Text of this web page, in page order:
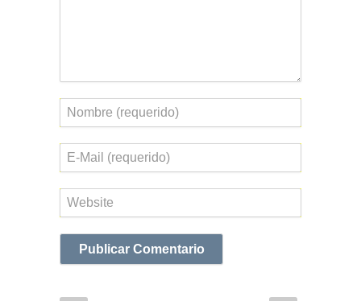
Nombre
Correo
electrónico
Web